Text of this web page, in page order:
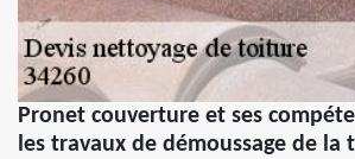
Pronet couverture et ses
les travaux de démoussage de la